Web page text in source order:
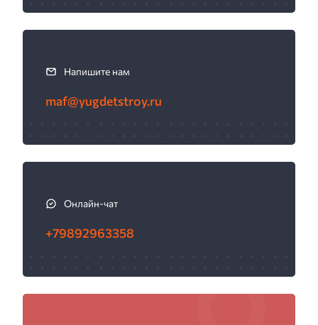
з
а
Напишите нам
maf@yugdetstroy.ru
Онлайн-чат
+79892963358